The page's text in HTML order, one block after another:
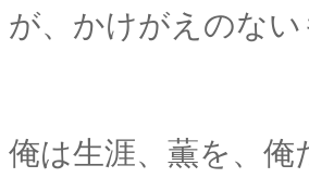
が、かけがえのな
俺は生涯、薫を、